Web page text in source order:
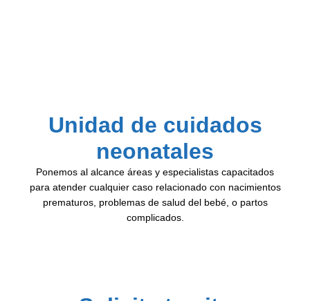
Unidad de cuidados
neonatales
Ponemos al alcance áreas y especialistas capacitados
para atender cualquier caso relacionado con nacimientos
prematuros, problemas de salud del bebé, o partos
complicados.